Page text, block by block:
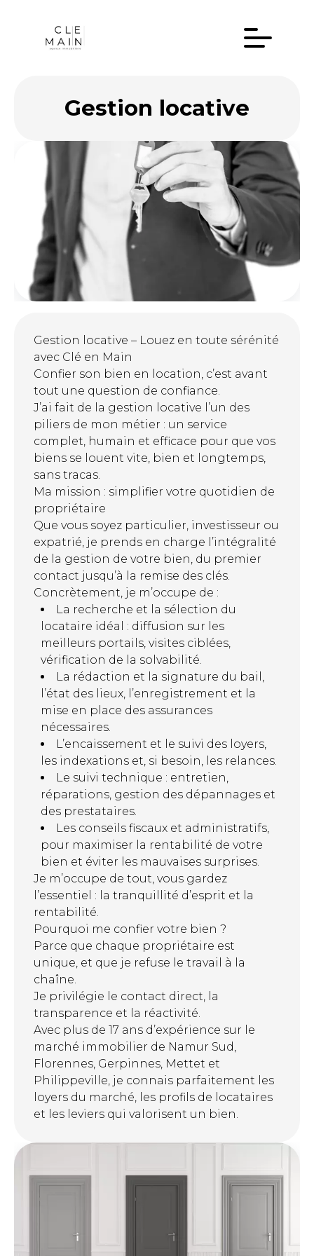
Gestion locative
Gestion locative – Louez en toute sérénité
avec Clé en Main
Confier son bien en location, c’est avant
tout une question de confiance.
J’ai fait de la gestion locative l’un des
piliers de mon métier : un service
complet, humain et efficace pour que vos
biens se louent vite, bien et longtemps,
sans tracas.
Ma mission : simplifier votre quotidien de
propriétaire
Que vous soyez particulier, investisseur ou
expatrié, je prends en charge l’intégralité
de la gestion de votre bien, du premier
contact jusqu’à la remise des clés.
Concrètement, je m’occupe de :
La recherche et la sélection du
locataire idéal : diffusion sur les
meilleurs portails, visites ciblées,
vérification de la solvabilité.
La rédaction et la signature du bail,
l’état des lieux, l’enregistrement et la
mise en place des assurances
nécessaires.
L’encaissement et le suivi des loyers,
les indexations et, si besoin, les relances.
Le suivi technique : entretien,
réparations, gestion des dépannages et
des prestataires.
Les conseils fiscaux et administratifs,
pour maximiser la rentabilité de votre
bien et éviter les mauvaises surprises.
Je m’occupe de tout, vous gardez
l’essentiel : la tranquillité d’esprit et la
rentabilité.
Pourquoi me confier votre bien ?
Parce que chaque propriétaire est
unique, et que je refuse le travail à la
chaîne.
Je privilégie le contact direct, la
transparence et la réactivité.
Avec plus de 17 ans d’expérience sur le
marché immobilier de Namur Sud,
Florennes, Gerpinnes, Mettet et
Philippeville, je connais parfaitement les
loyers du marché, les profils de locataires
et les leviers qui valorisent un bien.